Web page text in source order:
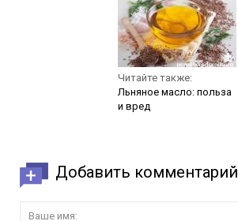
Читайте также:
Льняное масло: польза
и вред
Добавить комментарий